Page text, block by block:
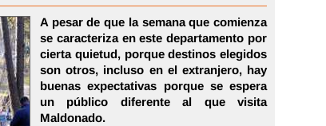
A pesar de que la semana que comienza
se caracteriza en este departamento por
cierta quietud, porque destinos elegidos
son otros, incluso en el extranjero, hay
buenas expectativas porque se espera
un público diferente al que visita
Maldonado.